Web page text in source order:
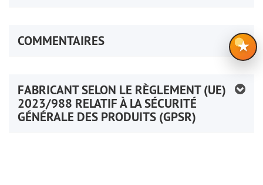
COMMENTAIRES
FABRICANT SELON LE RÈGLEMENT (UE)
2023/988 RELATIF À LA SÉCURITÉ
GÉNÉRALE DES PRODUITS (GPSR)
★